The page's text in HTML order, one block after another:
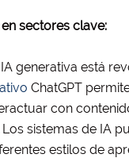
sectores clave:
IA generativa está
ChatGPT
con
sistemas de IA
estilos de